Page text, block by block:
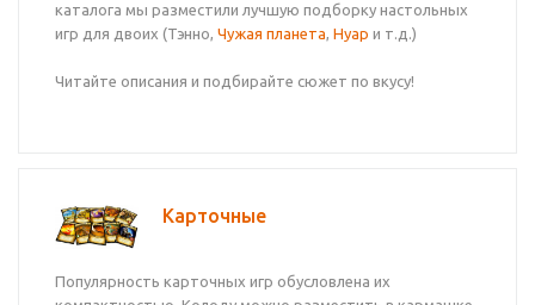
каталога мы разместили лучшую подборку настольных
игр для двоих (Тэнно, Чужая планета, Нуар и т.д.)
Читайте описания и подбирайте сюжет по вкусу!
Карточные
Популярность карточных игр обусловлена их